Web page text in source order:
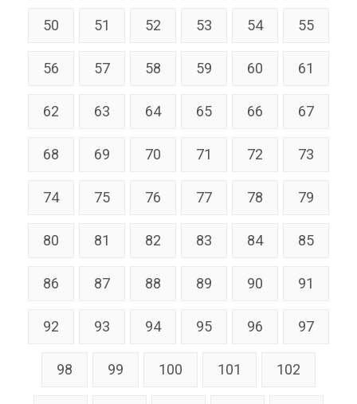
50 51 52 53 54 55
56 57 58 59 60 61
62 63 64 65 66 67
68 69 70 71 72 73
74 75 76 77 78 79
80 81 82 83 84 85
86 87 88 89 90 91
92 93 94 95 96 97
98 99 100 101 102